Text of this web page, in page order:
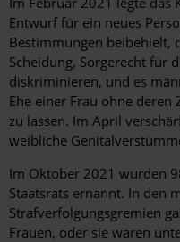
Entwurf für ein neues
Bestimmungen beibehielt,
Scheidung, Sorgerecht für
diskriminieren, und es
Ehe einer Frau ohne
zu lassen. Im April
weibliche
Im Oktober 2021 wurden
Staatsrats ernannt. In den
Strafverfolgungsgremien
Frauen, oder sie waren